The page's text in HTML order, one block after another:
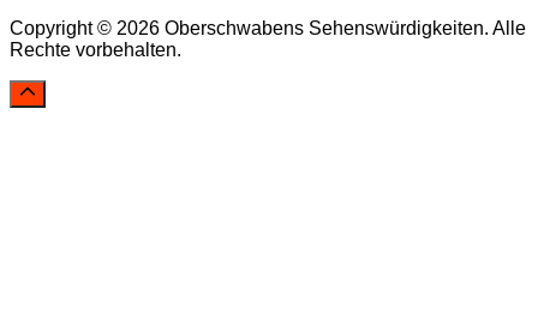
Copyright © 2026 Oberschwabens Sehenswürdigkeiten. Alle
Rechte vorbehalten.